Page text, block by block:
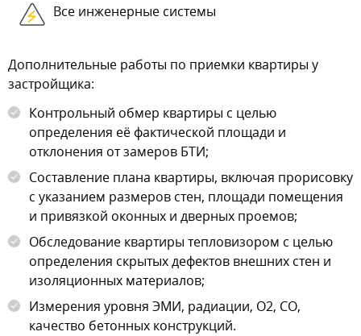
Все инженерные системы
Дополнительные работы по приемки квартиры у
застройщика:
Контрольный обмер квартиры с целью
определения её фактической площади и
отклонения от замеров БТИ;
Составление плана квартиры, включая прорисовку
с указанием размеров стен, площади помещения
и привязкой оконных и дверных проемов;
Обследование квартиры тепловизором с целью
определения скрытых дефектов внешних стен и
изоляционных материалов;
Измерения уровня ЭМИ, радиации, О2, СО,
качество бетонных конструкций.